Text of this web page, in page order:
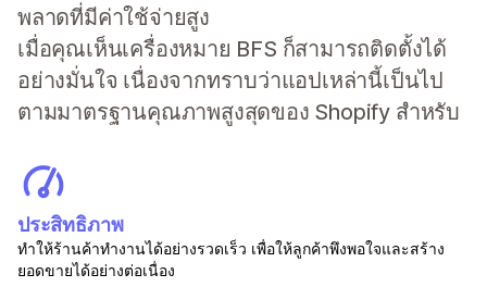
พลาดที่มีค่าใช้จ่ายสูง
เมื่อคุณเห็นเครื่องหมาย BFS ก็สามารถติดตั้งได้
อย่างมั่นใจ เนื่องจากทราบว่าแอปเหล่านี้เป็นไป
ตามมาตรฐานคุณภาพสูงสุดของ Shopify สำหรับ
ประสิทธิภาพ
ทำให้ร้านค้าทำงานได้อย่างรวดเร็ว เพื่อให้ลูกค้าพึงพอใจและสร้าง
ยอดขายได้อย่างต่อเนื่อง